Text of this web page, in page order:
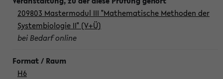
209803 Mastermodul III "Mathematische Methoden der
Systembiologie II" (V+Ü)
bei Bedarf online
H6